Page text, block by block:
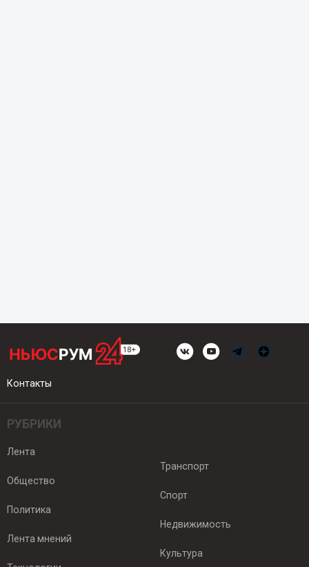
Контакты
РУБРИКИ
Лента
Общество
Политика
Лента мнений
Транспорт
Спорт
Недвижимость
Культура